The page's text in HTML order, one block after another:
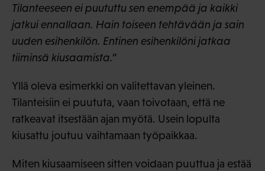
Tilanteeseen ei puututtu sen enempää ja kaikki
jatkui ennallaan. Hain toiseen tehtävään ja sain
uuden esihenkilön. Entinen esihenkilöni jatkaa
tiiminsä kiusaamista.”
Yllä oleva esimerkki on valitettavan yleinen.
Tilanteisiin ei puututa, vaan toivotaan, että ne
ratkeavat itsestään ajan myötä. Usein lopulta
kiusattu joutuu vaihtamaan työpaikkaa.
Miten kiusaamiseen sitten voidaan puuttua ja estää